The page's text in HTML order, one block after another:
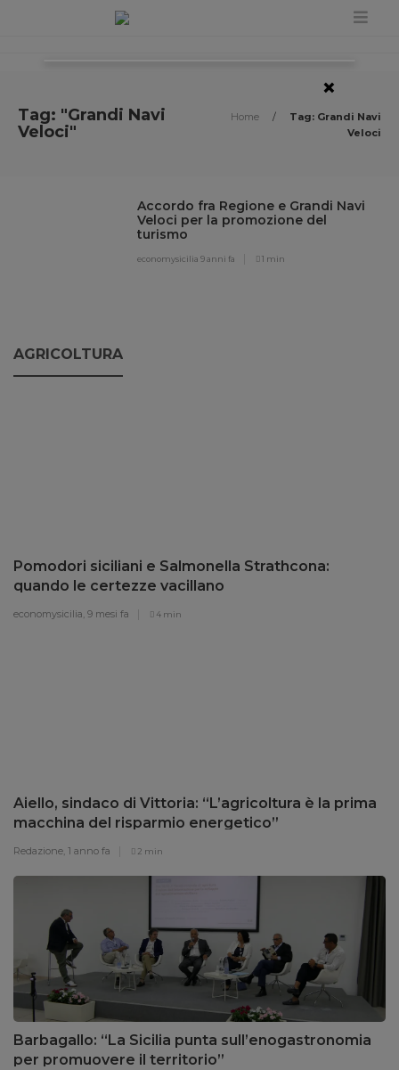
Tag: "Grandi Navi
Veloci"
Home /
Tag: Grandi Navi
Veloci
Accordo fra Regione e Grandi Navi
Veloci per la promozione del
turismo
economysicilia9 anni fa 1 min
AGRICOLTURA
Pomodori siciliani e Salmonella Strathcona:
quando le certezze vacillano
economysicilia, 9 mesi fa 4 min
Aiello, sindaco di Vittoria: “L’agricoltura è la prima
macchina del risparmio energetico”
Redazione, 1 anno fa 2 min
Barbagallo: “La Sicilia punta sull’enogastronomia
per promuovere il territorio”
×